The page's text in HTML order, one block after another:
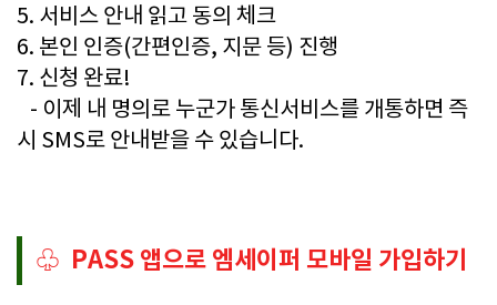
5. 서비스 안내 읽고 동의 체크
6. 본인 인증(간편인증, 지문 등) 진행
7. 신청 완료!
- 이제 내 명의로 누군가 통신서비스를 개통하면 즉
시 SMS로 안내받을 수 있습니다.
♧ PASS 앱으로 엠세이퍼 모바일 가입하기